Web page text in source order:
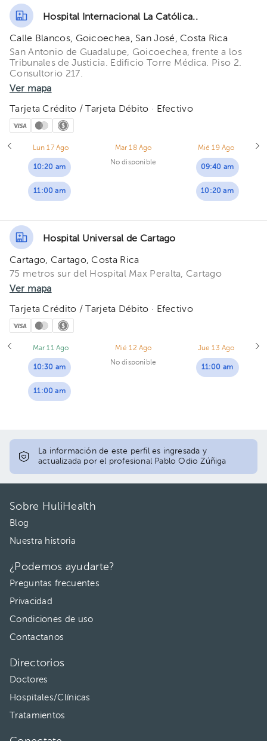
Hospital Internacional La Católica..
Calle Blancos, Goicoechea, San José, Costa Rica
San Antonio de Guadalupe, Goicoechea, frente a los
Tribunales de Justicia. Edificio Torre Médica. Piso 2.
Consultorio 217.
Ver mapa
Tarjeta Crédito / Tarjeta Débito · Efectivo
Lun 17 Ago
10:20 am
11:00 am
Mar 18 Ago
No disponible
Mié 19 Ago
09:40 am
10:20 am
Hospital Universal de Cartago
Cartago, Cartago, Costa Rica
75 metros sur del Hospital Max Peralta, Cartago
Ver mapa
Tarjeta Crédito / Tarjeta Débito · Efectivo
Mar 11 Ago
10:30 am
11:00 am
Mié 12 Ago
No disponible
Jue 13 Ago
11:00 am
La información de este perfil es ingresada y
actualizada por el profesional Pablo Odio Zúñiga
Sobre HuliHealth
Blog
Nuestra historia
¿Podemos ayudarte?
Preguntas frecuentes
Privacidad
Condiciones de uso
Contactanos
Directorios
Doctores
Hospitales/Clínicas
Tratamientos